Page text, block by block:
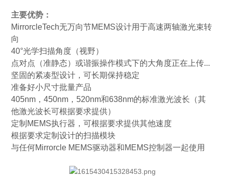
主要优势：
MirrorcleTech无万向节MEMS设计用于高速两轴激光束转
向
40°光学扫描角度（视野）
点对点（准静态）或谐振操作模式下的大角度正在上传...
坚固的紧凑型设计，可长期保持稳定
准备好小尺寸批量产品
405nm，450nm，520nm和638nm的标准激光波长（其
他激光波长可根据要求提供）
定制MEMS执行器，可根据要求提供其他速度
根据要求定制设计的扫描模块
与任何Mirrorcle MEMS驱动器和MEMS控制器一起使用